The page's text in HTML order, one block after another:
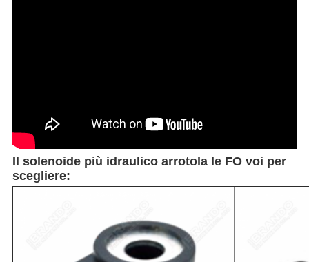
Il solenoide più idraulico arrotola le FO voi per
scegliere: